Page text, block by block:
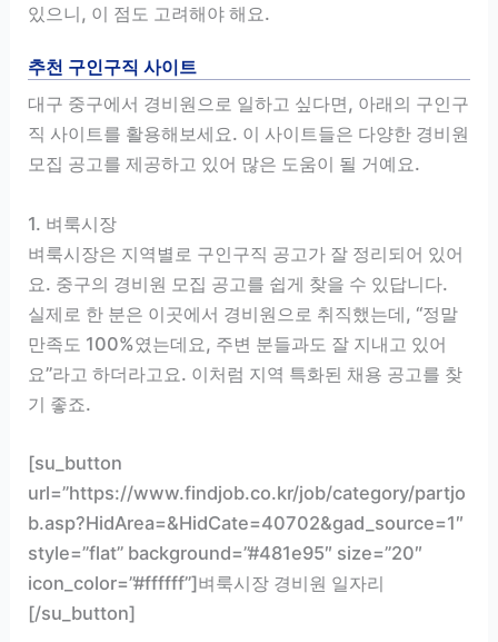
있으니, 이 점도 고려해야 해요.
추천 구인구직 사이트
대구 중구에서 경비원으로 일하고 싶다면, 아래의 구인구
직 사이트를 활용해보세요. 이 사이트들은 다양한 경비원
모집 공고를 제공하고 있어 많은 도움이 될 거예요.
1. 벼룩시장
벼룩시장은 지역별로 구인구직 공고가 잘 정리되어 있어
요. 중구의 경비원 모집 공고를 쉽게 찾을 수 있답니다.
실제로 한 분은 이곳에서 경비원으로 취직했는데, “정말
만족도 100%였는데요, 주변 분들과도 잘 지내고 있어
요”라고 하더라고요. 이처럼 지역 특화된 채용 공고를 찾
기 좋죠.
[su_button
url=”https://www.findjob.co.kr/job/category/partjo
b.asp?HidArea=&HidCate=40702&gad_source=1″
style=”flat” background=”#481e95″ size=”20″
icon_color=”#ffffff”]벼룩시장 경비원 일자리
[/su_button]